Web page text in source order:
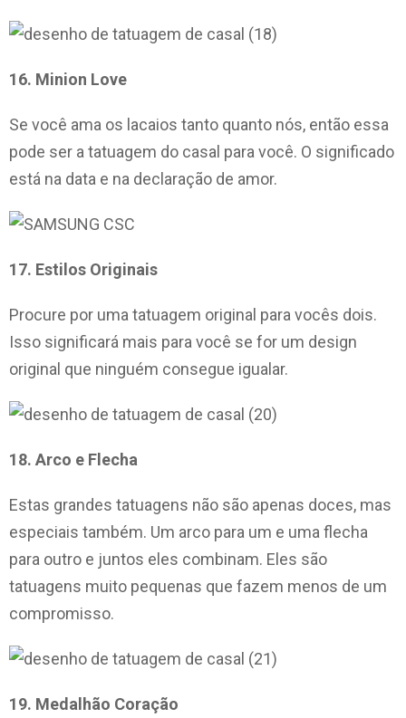
16. Minion Love
Se você ama os lacaios tanto quanto nós, então essa
pode ser a tatuagem do casal para você. O significado
está na data e na declaração de amor.
17. Estilos Originais
Procure por uma tatuagem original para vocês dois.
Isso significará mais para você se for um design
original que ninguém consegue igualar.
18. Arco e Flecha
Estas grandes tatuagens não são apenas doces, mas
especiais também. Um arco para um e uma flecha
para outro e juntos eles combinam. Eles são
tatuagens muito pequenas que fazem menos de um
compromisso.
19. Medalhão Coração